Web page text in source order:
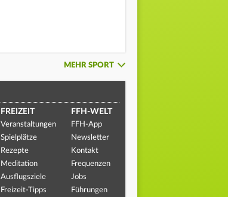
MEHR SPORT
FREIZEIT
Veranstaltungen
Spielplätze
Rezepte
Meditation
Ausflugsziele
Freizeit-Tipps
FFH-WELT
FFH-App
Newsletter
Kontakt
Frequenzen
Jobs
Führungen